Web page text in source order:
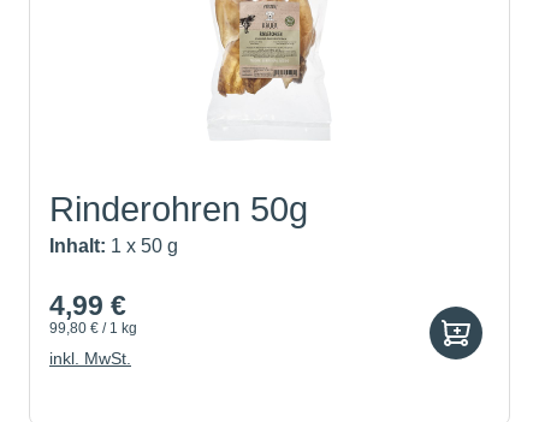
Rinderohren 50g
Inhalt: 1 x 50 g
4,99 €
99,80 € / 1 kg
inkl. MwSt.